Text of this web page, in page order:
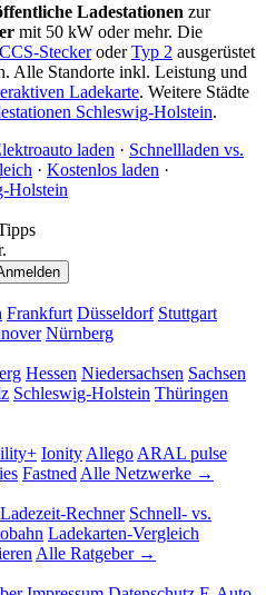
Ladestationen zur
mit 50 kW oder mehr. Die
CCS-SteckeroderTyp 2 ausgerüstet
Alle Standorte inkl. Leistung und
Ladekarte. Weitere Städte
Schleswig-Holstein.
laden · Schnellladen vs.
· Kostenlos laden ·
Holstein
Frankfurt Düsseldorf Stuttgart
Nürnberg
Hessen Niedersachsen Sachsen
Schleswig-Holstein Thüringen
Ionity Allego ARAL pulse
Fastned Alle Netzwerke →
Ladezeit-Rechner Schnell- vs.
Ladekarten-Vergleich
Alle Ratgeber →